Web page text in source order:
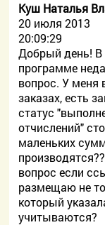
Куш Наталья
20 июля 2013
20:09:29
Добрый день! В
программе
вопрос. У меня
заказах, есть
статус
отчислений"
маленьких
вопрос если
размещаю не
который
учитываются?